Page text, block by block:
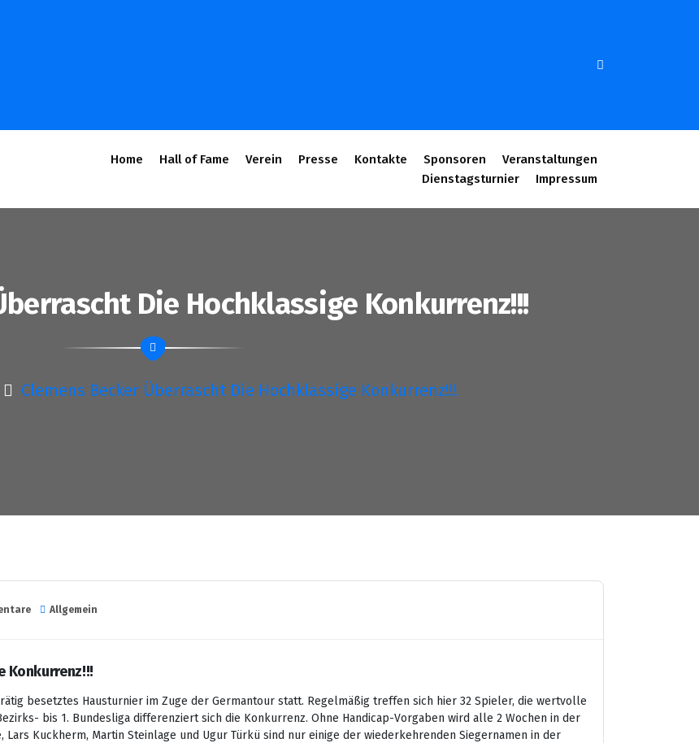
Home Hall of Fame Verein Presse Kontakte Sponsoren
Veranstaltungen
Dienstagsturnier
Impressum
Die Hochklassige Konkurrenz!!!
Clemens Becker Überrascht Die Hochklassige Konkurrenz!!!
Allgemein
Konkurrenz!!!
besetztes Hausturnier im Zuge der Germantour statt. Regelmäßig treffen sich hier 32 Spieler, die wertvolle
bis 1. Bundesliga differenziert sich die Konkurrenz. Ohne Handicap-Vorgaben wird alle 2 Wochen in der
Kuckherm, Martin Steinlage und Ugur Türkü sind nur einige der wiederkehrenden Siegernamen in der